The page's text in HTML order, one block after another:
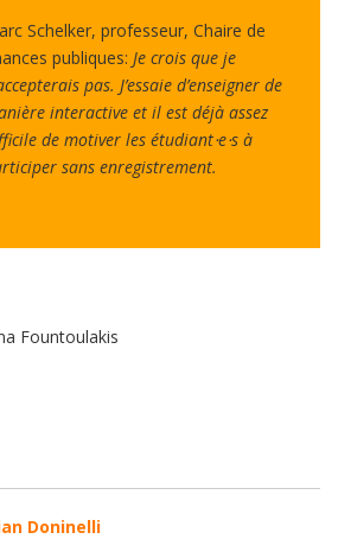
Schelker, professeur, Chaire de
publiques: Je crois que je
pas. J’essaie d’enseigner de
interactive et il est déjà assez
de motiver les étudiant⋅e⋅s à
sans enregistrement.
Fountoulakis
Doninelli